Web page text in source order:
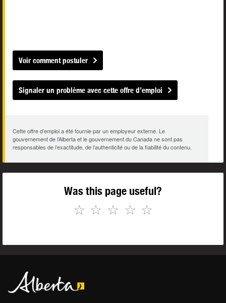
Voir comment postuler
Signaler un problème avec cette offre d’emploi
Cette offre d’emploi a été fournie par un employeur externe. Le
gouvernement de l’Alberta et le gouvernement du Canada ne sont pas
responsables de l’exactitude, de l’authenticité ou de la fiabilité du contenu.
Was this page useful?
☆
☆
☆
☆
☆